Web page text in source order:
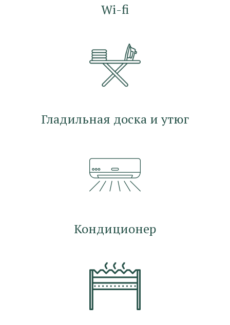
Wi-fi
Гладильная доска и утюг
Кондиционер